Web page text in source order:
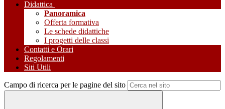
Didattica
Panoramica
Offerta formativa
Le schede didattiche
I progetti delle classi
Contatti e Orari
Regolamenti
Siti Utili
Campo di ricerca per le pagine del sito